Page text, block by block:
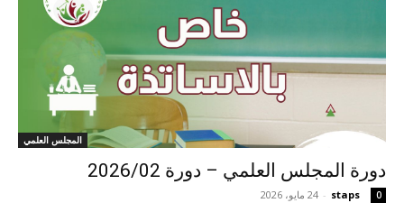
المجلس العلمي
دورة المجلس العلمي – دورة 2026/02
staps
- 24 مايو، 2026 0